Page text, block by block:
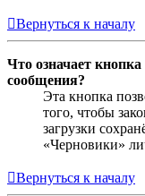
Вернуться к началу
Что означает
сообщения?
Эта кнопка
того, чтобы
загрузки
«Черновики»
Вернуться к началу